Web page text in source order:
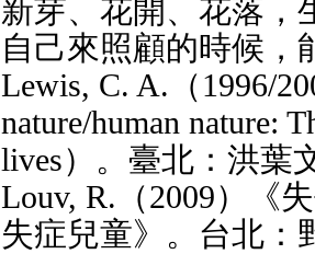
新芽、花開、花落，
自己來照顧的時候，
Lewis, C. A.（1996/
nature/human nature:
lives）。臺北：洪葉
Louv, R.（2009）《
失症兒童》。台北：